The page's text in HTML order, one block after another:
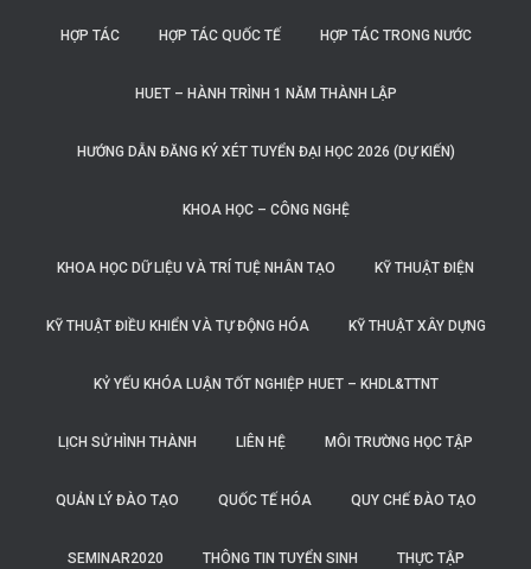
HỢP TÁC HỢP TÁC QUỐC TẾ HỢP TÁC TRONG NƯỚC
HUET – HÀNH TRÌNH 1 NĂM THÀNH LẬP
HƯỚNG DẪN ĐĂNG KÝ XÉT TUYỂN ĐẠI HỌC 2026 (DỰ KIẾN)
KHOA HỌC – CÔNG NGHỆ
KHOA HỌC DỮ LIỆU VÀ TRÍ TUỆ NHÂN TẠO KỸ THUẬT ĐIỆN
KỸ THUẬT ĐIỀU KHIỂN VÀ TỰ ĐỘNG HÓA KỸ THUẬT XÂY DỰNG
KỶ YẾU KHÓA LUẬN TỐT NGHIỆP HUET – KHDL&TTNT
LỊCH SỬ HÌNH THÀNH LIÊN HỆ MÔI TRƯỜNG HỌC TẬP
QUẢN LÝ ĐÀO TẠO QUỐC TẾ HÓA QUY CHẾ ĐÀO TẠO
SEMINAR2020 THÔNG TIN TUYỂN SINH THỰC TẬP